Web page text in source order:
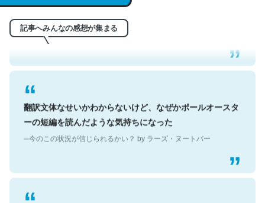
記事へみんなの感想が集まる
れ好き。Let’s Fucking Go. Then Covid hit. Shit.
─今のこの状況が信じられるかい？ by ラーズ・ヌートバー
翻訳文体なせいかわからないけど、なぜかポールオースタ
ーの短編を読んだような気持ちになった